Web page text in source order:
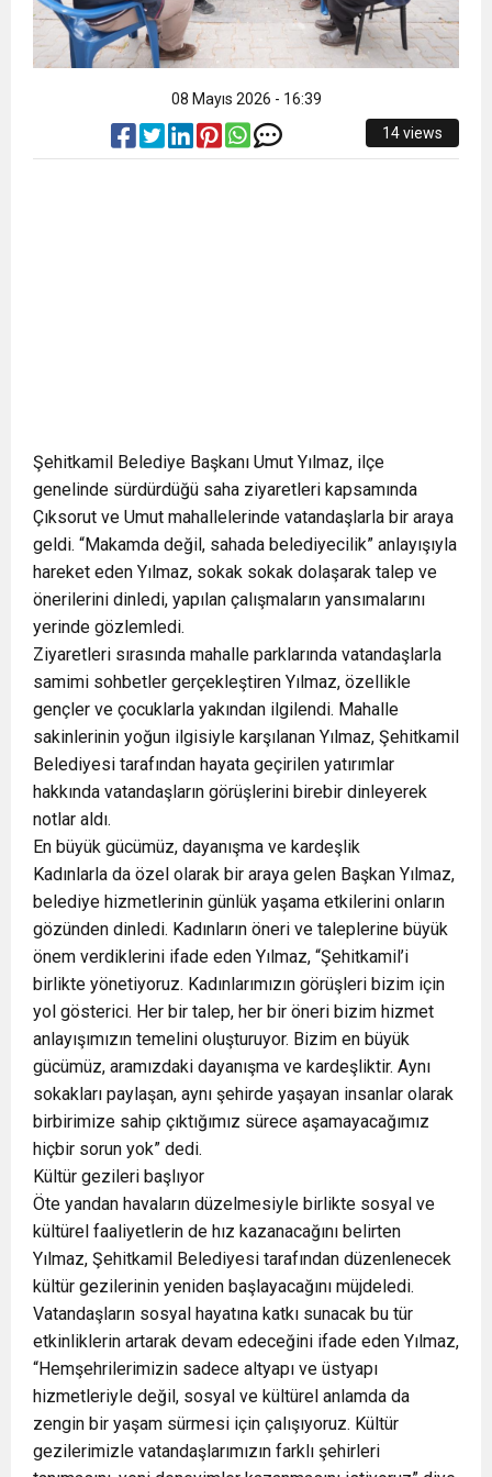
08 Mayıs 2026 - 16:39
14 views
Şehitkamil Belediye Başkanı Umut Yılmaz, ilçe
genelinde sürdürdüğü saha ziyaretleri kapsamında
Çıksorut ve Umut mahallelerinde vatandaşlarla bir araya
geldi. “Makamda değil, sahada belediyecilik” anlayışıyla
hareket eden Yılmaz, sokak sokak dolaşarak talep ve
önerilerini dinledi, yapılan çalışmaların yansımalarını
yerinde gözlemledi.
Ziyaretleri sırasında mahalle parklarında vatandaşlarla
samimi sohbetler gerçekleştiren Yılmaz, özellikle
gençler ve çocuklarla yakından ilgilendi. Mahalle
sakinlerinin yoğun ilgisiyle karşılanan Yılmaz, Şehitkamil
Belediyesi tarafından hayata geçirilen yatırımlar
hakkında vatandaşların görüşlerini birebir dinleyerek
notlar aldı.
En büyük gücümüz, dayanışma ve kardeşlik
Kadınlarla da özel olarak bir araya gelen Başkan Yılmaz,
belediye hizmetlerinin günlük yaşama etkilerini onların
gözünden dinledi. Kadınların öneri ve taleplerine büyük
önem verdiklerini ifade eden Yılmaz, “Şehitkamil’i
birlikte yönetiyoruz. Kadınlarımızın görüşleri bizim için
yol gösterici. Her bir talep, her bir öneri bizim hizmet
anlayışımızın temelini oluşturuyor. Bizim en büyük
gücümüz, aramızdaki dayanışma ve kardeşliktir. Aynı
sokakları paylaşan, aynı şehirde yaşayan insanlar olarak
birbirimize sahip çıktığımız sürece aşamayacağımız
hiçbir sorun yok” dedi.
Kültür gezileri başlıyor
Öte yandan havaların düzelmesiyle birlikte sosyal ve
kültürel faaliyetlerin de hız kazanacağını belirten
Yılmaz, Şehitkamil Belediyesi tarafından düzenlenecek
kültür gezilerinin yeniden başlayacağını müjdeledi.
Vatandaşların sosyal hayatına katkı sunacak bu tür
etkinliklerin artarak devam edeceğini ifade eden Yılmaz,
“Hemşehrilerimizin sadece altyapı ve üstyapı
hizmetleriyle değil, sosyal ve kültürel anlamda da
zengin bir yaşam sürmesi için çalışıyoruz. Kültür
gezilerimizle vatandaşlarımızın farklı şehirleri